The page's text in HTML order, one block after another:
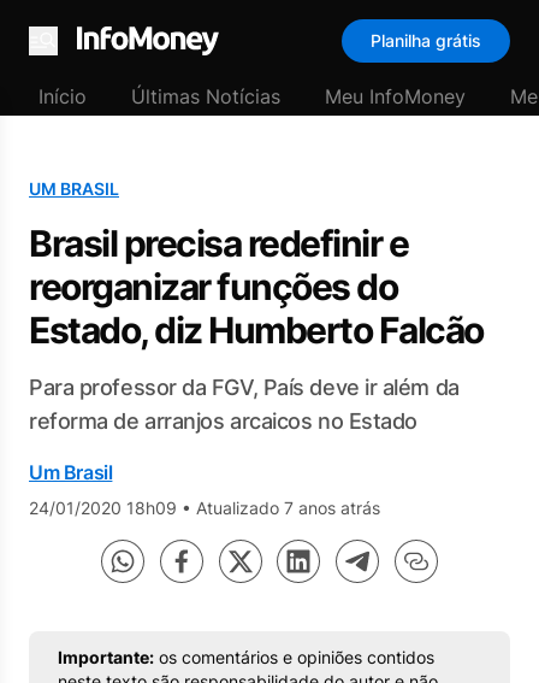
Menu
Planilha grátis
Início Últimas Notícias Meu InfoMoney
UM BRASIL
Brasil precisa redefinir e
reorganizar funções do
Estado, diz Humberto Falcão
Para professor da FGV, País deve ir além da
reforma de arranjos arcaicos no Estado
Um Brasil
24/01/2020 18h09 • Atualizado 7 anos atrás
Importante: os comentários e opiniões contidos